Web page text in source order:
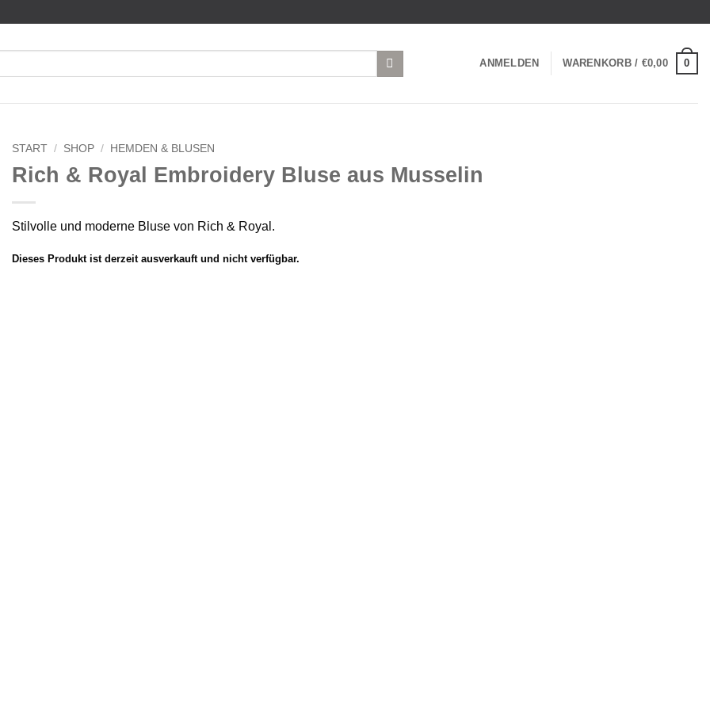
ANMELDEN WARENKORB / €0,00 0
START / SHOP / HEMDEN & BLUSEN
Rich & Royal Embroidery Bluse aus Musselin
Stilvolle und moderne Bluse von Rich & Royal.
Dieses Produkt ist derzeit ausverkauft und nicht verfügbar.